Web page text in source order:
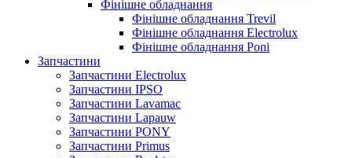
Фінішне обладнання
Фінішне обладнання Trevil
Фінішне обладнання Electrolux
Фінішне обладнання Poni
Запчастини
Запчастини Electrolux
Запчастини IPSO
Запчастини Lavamac
Запчастини Lapauw
Запчастини PONY
Запчастини Primus